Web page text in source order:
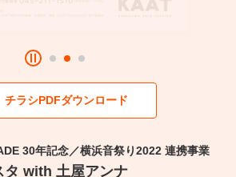
チラシPDFダウンロード
30年記念／横浜音祭り2022 連携事業
タ with 土屋アンナ